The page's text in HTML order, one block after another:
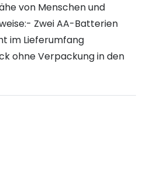
von Menschen und
Zwei AA-Batterien
im Lieferumfang
ohne Verpackung in den